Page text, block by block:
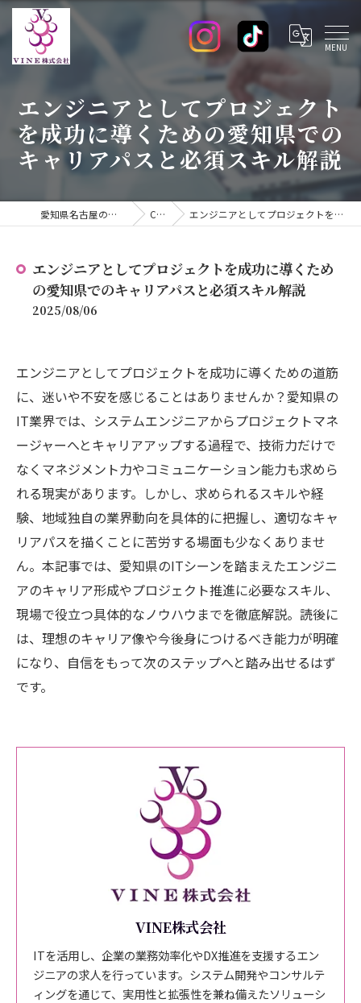
エンジニアとしてプロジェクト
を成功に導くための愛知県での
キャリアパスと必須スキル解説
愛知県名古屋のエンジニアの求人ならVINE株式会社 COLUMN エンジニアとしてプロジェクトを成功に導くための愛知県でのキャリアパスと必須スキル解説
エンジニアとしてプロジェクトを成功に導くため
の愛知県でのキャリアパスと必須スキル解説
2025/08/06
エンジニアとしてプロジェクトを成功に導くための道筋
に、迷いや不安を感じることはありませんか？愛知県の
IT業界では、システムエンジニアからプロジェクトマネ
ージャーへとキャリアアップする過程で、技術力だけで
なくマネジメント力やコミュニケーション能力も求めら
れる現実があります。しかし、求められるスキルや経
験、地域独自の業界動向を具体的に把握し、適切なキャ
リアパスを描くことに苦労する場面も少なくありませ
ん。本記事では、愛知県のITシーンを踏まえたエンジニ
アのキャリア形成やプロジェクト推進に必要なスキル、
現場で役立つ具体的なノウハウまでを徹底解説。読後に
は、理想のキャリア像や今後身につけるべき能力が明確
になり、自信をもって次のステップへと踏み出せるはず
です。
VINE株式会社
ITを活用し、企業の業務効率化やDX推進を支援するエン
ジニアの求人を行っています。システム開発やコンサルテ
ィングを通じて、実用性と拡張性を兼ね備えたソリューシ